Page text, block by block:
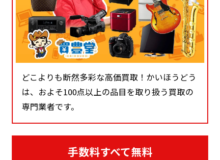
どこよりも断然多彩な高価買取！かいほうどう
は、およそ100点以上の品目を取り扱う買取の
専門業者です。
手数料すべて無料